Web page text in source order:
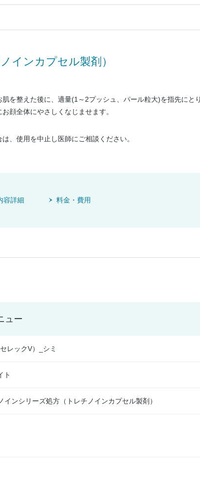
インカプセル製剤）
を整えた後に、適量(1～2プッシュ、パール粒大)を指先にと
顔全体にやさしくなじませます。
、使用を中止し医師にご相談ください。
容詳細 料金・費用
ュー
レックV）_シミ
ト
インシリーズ処方（トレチノインカプセル製剤）